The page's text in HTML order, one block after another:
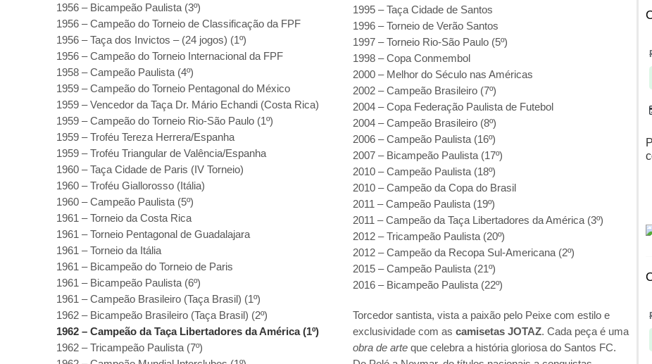
1956 – Bicampeão Paulista (3º)
1956 – Campeão do Torneio de Classificação da FPF
1956 – Taça dos Invictos – (24 jogos) (1º)
1956 – Campeão do Torneio Internacional da FPF
1958 – Campeão Paulista (4º)
1959 – Campeão do Torneio Pentagonal do México
1959 – Vencedor da Taça Dr. Mário Echandi (Costa Rica)
1959 – Campeão do Torneio Rio-São Paulo (1º)
1959 – Troféu Tereza Herrera/Espanha
1959 – Troféu Triangular de Valência/Espanha
1960 – Taça Cidade de Paris (IV Torneio)
1960 – Troféu Giallorosso (Itália)
1960 – Campeão Paulista (5º)
1961 – Torneio da Costa Rica
1961 – Torneio Pentagonal de Guadalajara
1961 – Torneio da Itália
1961 – Bicampeão do Torneio de Paris
1961 – Bicampeão Paulista (6º)
1961 – Campeão Brasileiro (Taça Brasil) (1º)
1962 – Bicampeão Brasileiro (Taça Brasil) (2º)
1962 – Campeão da Taça Libertadores da América (1º)
1962 – Tricampeão Paulista (7º)
1995 – Taça Cidade de Santos
1996 – Torneio de Verão Santos
1997 – Torneio Rio-São Paulo (5º)
1998 – Copa Conmembol
2000 – Melhor do Século nas Américas
2002 – Campeão Brasileiro (7º)
2004 – Copa Federação Paulista de Futebol
2004 – Campeão Brasileiro (8º)
2006 – Campeão Paulista (16º)
2007 – Bicampeão Paulista (17º)
2010 – Campeão Paulista (18º)
2010 – Campeão da Copa do Brasil
2011 – Campeão Paulista (19º)
2011 – Campeão da Taça Libertadores da América (3º)
2012 – Tricampeão Paulista (20º)
2012 – Campeão da Recopa Sul-Americana (2º)
2015 – Campeão Paulista (21º)
2016 – Bicampeão Paulista (22º)
Torcedor santista, vista a paixão pelo Peixe com estilo e
exclusividade com ascamisetas JOTAZ. Cada peça é uma
obra de arte que celebra a história gloriosa do Santos FC.